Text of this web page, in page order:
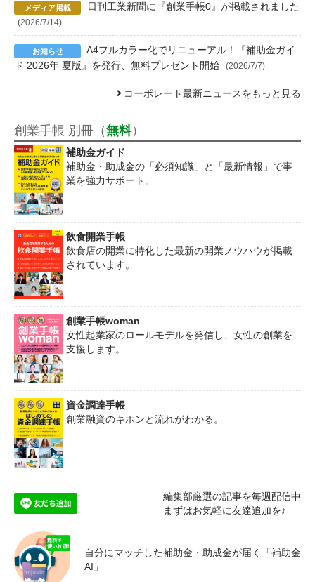
日刊工業新聞に『創業手帳0』が掲載されました
(2026/7/14)
A4フルカラー化でリニューアル！『補助金ガイ
ド 2026年 夏版』を発行、無料プレゼント開始
(2026/7/7)
コーポレート最新ニュースをもっと見る
創業手帳 別冊（無料）
補助金ガイド
補助金・助成金の「必須知識」と「最新情報」で事
業を強力サポート。
飲食開業手帳
飲食店の開業に特化した最新の開業ノウハウが掲載
されています。
創業手帳woman
女性起業家のロールモデルを発信し、女性の創業を
支援します。
資金調達手帳
創業融資のキホンと流れがわかる。
編集部厳選の記事を毎週配信中
まずはお気軽に友達追加を♪
自分にマッチした補助金・助成金が届く「補助金
AI」